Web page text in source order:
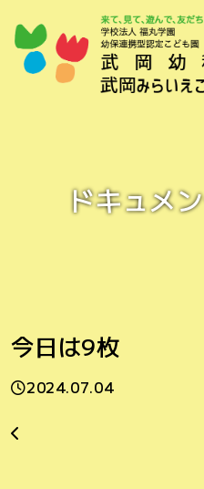
ドキュメ
今日は9枚
2024.07.04